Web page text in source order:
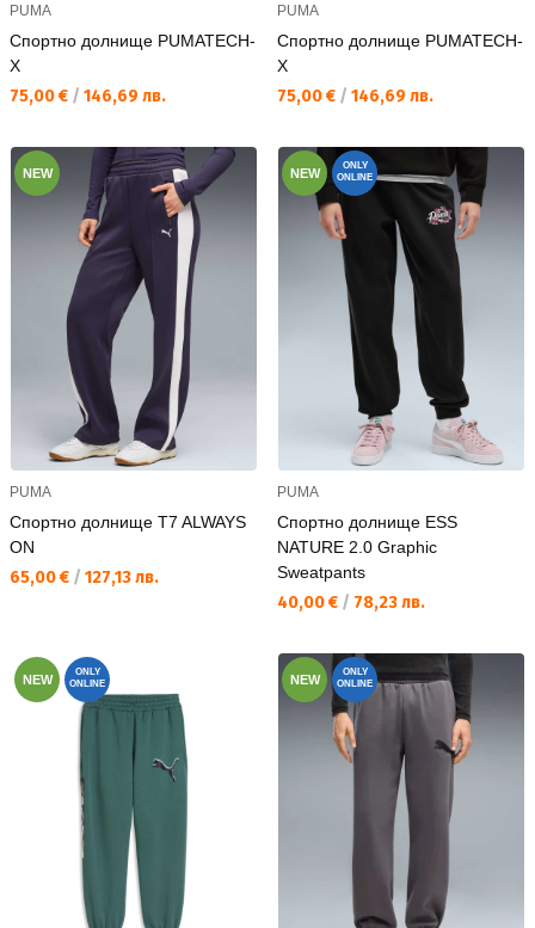
PUMA
Спортно долнище PUMATECH-
X
Текуща цена:
75,00 € / 146,69 лв.
PUMA
Спортно долнище PUMATECH-
X
Текуща цена:
75,00 € / 146,69 лв.
NEW
PUMA
Спортно долнище T7 ALWAYS
ON
Текуща цена:
65,00 € / 127,13 лв.
NEW
ONLY
ONLINE
PUMA
Спортно долнище ESS
NATURE 2.0 Graphic
Sweatpants
Текуща цена:
40,00 € / 78,23 лв.
NEW
ONLY
ONLINE
NEW
ONLY
ONLINE